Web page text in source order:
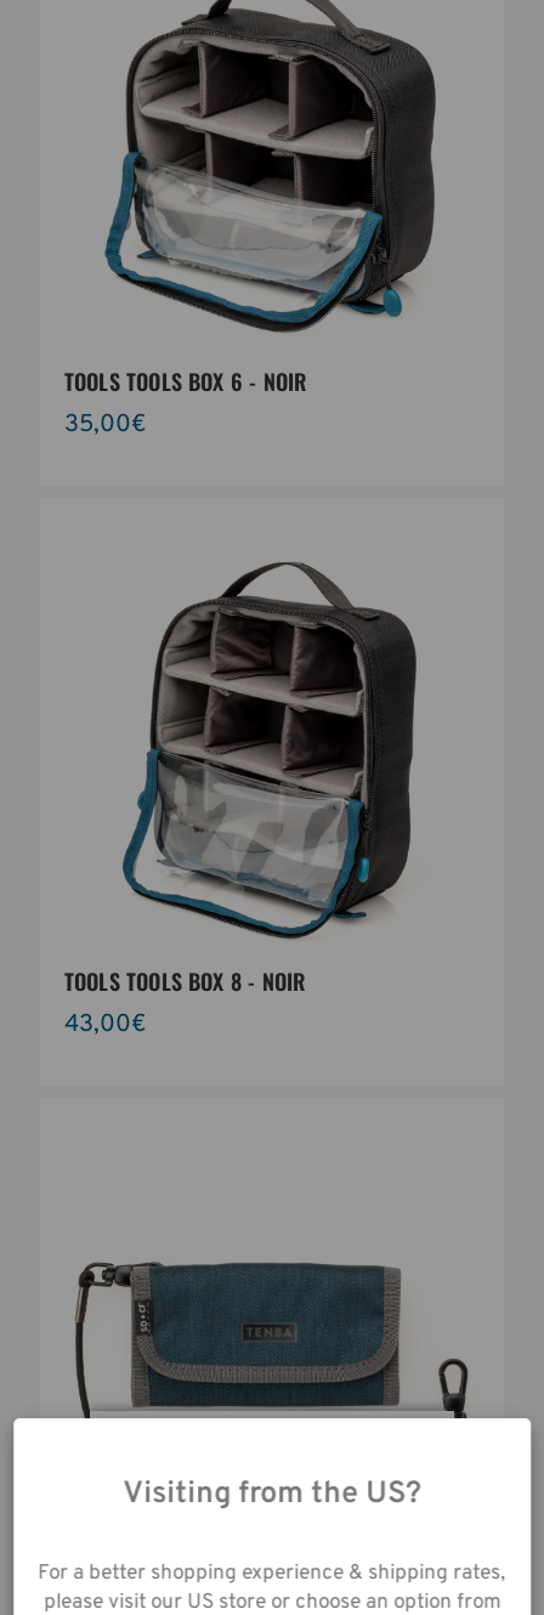
TOOLS TOOLS BOX 6 - NOIR
35,00€
TOOLS TOOLS BOX 8 - NOIR
43,00€
TOOLS PORTE CARTES SD6+CF6 - BLEU
web, vous acceptez la
collecte de données
notreAvis de
Confidentialité.
Visiting from the US?
For a better shopping experience & shipping rates,
please visit our US store or choose an option from